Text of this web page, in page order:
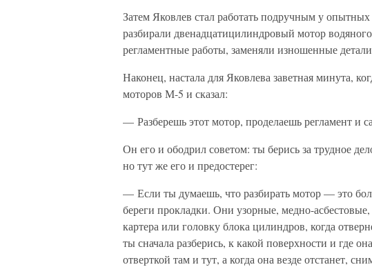
Затем Яковлев стал работать подручным у
разбирали двенадцатицилиндровый мотор
регламентные работы, заменяли изношенные
Наконец, настала для Яковлева заветная минута,
моторов М-5 и сказал:
— Разберешь этот мотор, проделаешь регламент и
Он его и ободрил советом: ты берись за трудное
но тут же его и предостерег:
— Если ты думаешь, что разбирать мотор — это
береги прокладки. Они узорные, медно-
картера или головку блока цилиндров, когда
ты сначала разберись, к какой поверхности и где
отверткой там и тут, а когда она везде отстанет,